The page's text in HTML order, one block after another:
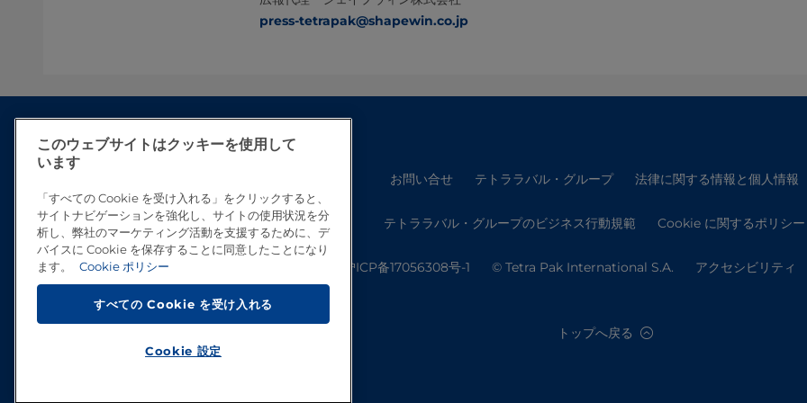
press-tetrapak@shapewin.co.jp
お問い合せ テトララバル・グループ 法律に関する情報と個人情報
テトララバル・グループのビジネス行動規範 Cookie に関するポリシー
沪ICP备17056308号-1 © Tetra Pak International S.A. アクセシビリティ
トップへ戻る
このウェブサイトはクッキーを使用して
います
「すべての Cookie を受け入れる」をクリックすると、
サイトナビゲーションを強化し、サイトの使用状況を分
析し、弊社のマーケティング活動を支援するために、デ
バイスに Cookie を保存することに同意したことになり
ます。
Cookie ポリシー
すべての Cookie を受け入れる
Cookie 設定